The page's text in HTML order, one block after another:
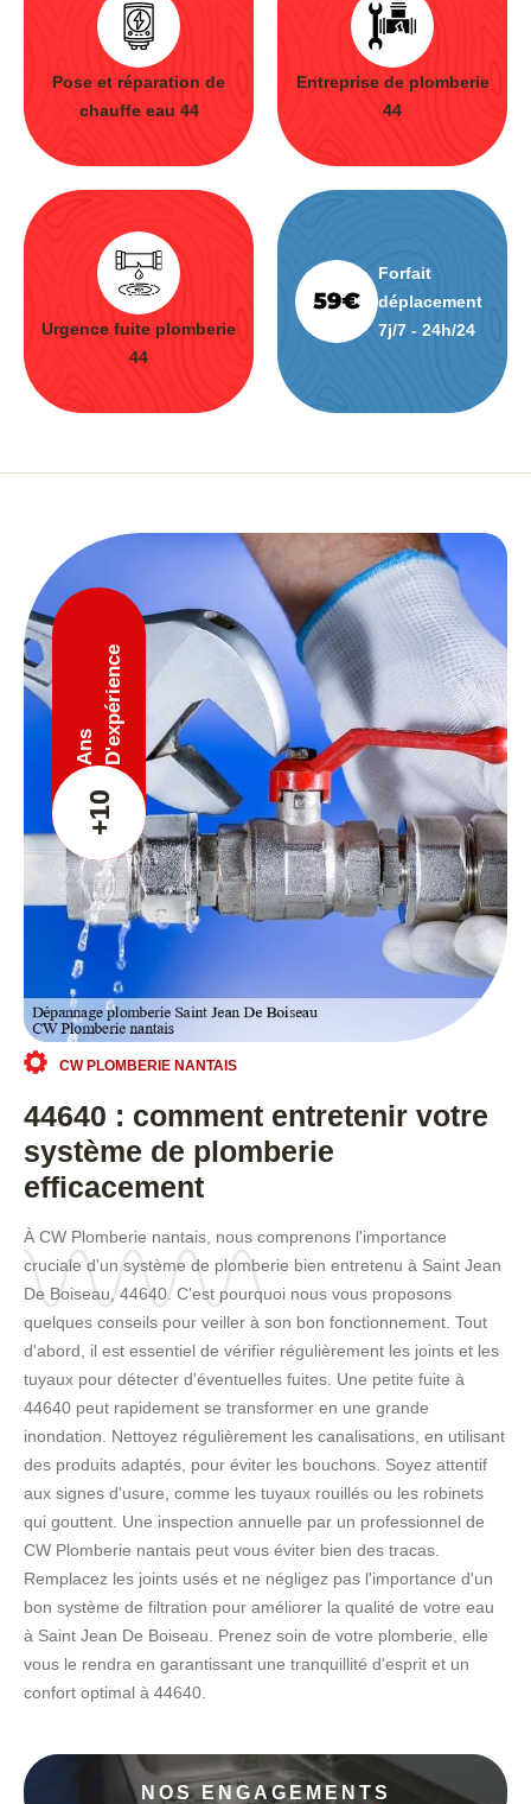
Pose et réparation de
chauffe eau 44
Entreprise de plomberie
44
Urgence fuite plomberie
44
Forfait
déplacement
7j/7 - 24h/24
+10
Ans D'expérience
CW PLOMBERIE NANTAIS
44640 : comment entretenir votre
système de plomberie
efficacement
À CW Plomberie nantais, nous comprenons l'importance
cruciale d'un système de plomberie bien entretenu à Saint Jean
De Boiseau, 44640. C'est pourquoi nous vous proposons
quelques conseils pour veiller à son bon fonctionnement. Tout
d'abord, il est essentiel de vérifier régulièrement les joints et les
tuyaux pour détecter d'éventuelles fuites. Une petite fuite à
44640 peut rapidement se transformer en une grande
inondation. Nettoyez régulièrement les canalisations, en utilisant
des produits adaptés, pour éviter les bouchons. Soyez attentif
aux signes d'usure, comme les tuyaux rouillés ou les robinets
qui gouttent. Une inspection annuelle par un professionnel de
CW Plomberie nantais peut vous éviter bien des tracas.
Remplacez les joints usés et ne négligez pas l'importance d'un
bon système de filtration pour améliorer la qualité de votre eau
à Saint Jean De Boiseau. Prenez soin de votre plomberie, elle
vous le rendra en garantissant une tranquillité d'esprit et un
confort optimal à 44640.
NOS ENGAGEMENTS